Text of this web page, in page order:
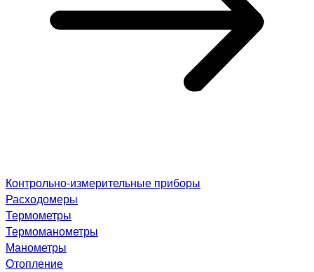
Контрольно-измерительные приборы
Расходомеры
Термометры
Термоманометры
Манометры
Отопление